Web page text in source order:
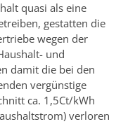
quasi als eine
gestatten die
wegen der
und
damit die bei den
vergünstige
ca. 1,5Ct/kWh
verloren